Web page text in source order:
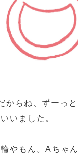
からね、ずーっと
いました。
やもん。Aちゃん